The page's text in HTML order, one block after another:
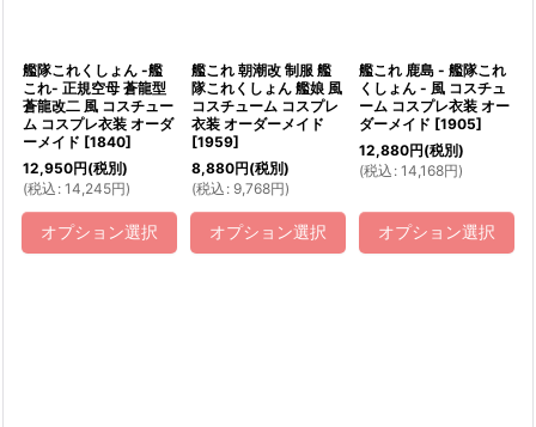
艦隊これくしょん -艦
これ- 正規空母 蒼龍型
蒼龍改二 風 コスチュー
ム コスプレ衣装 オーダ
ーメイド [1840]
12,950円(税別)
(税込 : 14,245円)
オプション選択
艦これ 朝潮改 制服 艦
隊これくしょん 艦娘 風
コスチューム コスプレ
衣装 オーダーメイド
[1959]
8,880円(税別)
(税込 : 9,768円)
オプション選択
艦これ 鹿島 - 艦隊これ
くしょん - 風 コスチュ
ーム コスプレ衣装 オー
ダーメイド [1905]
12,880円(税別)
(税込 : 14,168円)
オプション選択